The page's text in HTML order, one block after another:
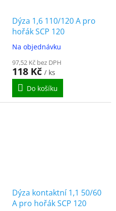
Dýza 1,6 110/120 A pro
hořák SCP 120
Na objednávku
97,52 Kč bez DPH
118 Kč / ks
Do košíku
Dýza kontaktní 1,1 50/60
A pro hořák SCP 120